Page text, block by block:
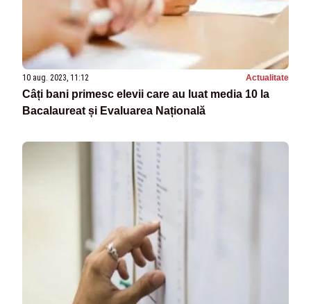
10 aug. 2023, 11:12 Actualitate
Câți bani primesc elevii care au luat media 10 la
Bacalaureat și Evaluarea Națională